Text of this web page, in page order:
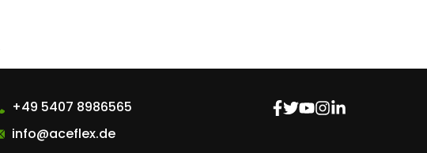
+49 5407 8986565
info@aceflex.de